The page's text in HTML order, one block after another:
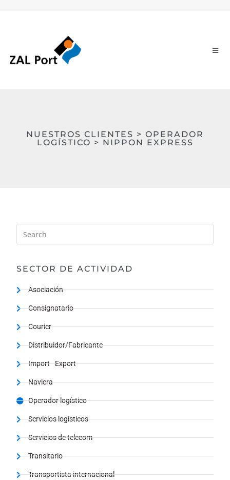
NUESTROS CLIENTES > OPERADOR
LOGÍSTICO > NIPPON EXPRESS
SECTOR DE ACTIVIDAD
Asociación
Consignatario
Courier
Distribuidor/Fabricante
Import - Export
Naviera
Operador logístico
Servicios logísticos
Servicios de telecom
Transitario
Transportista internacional